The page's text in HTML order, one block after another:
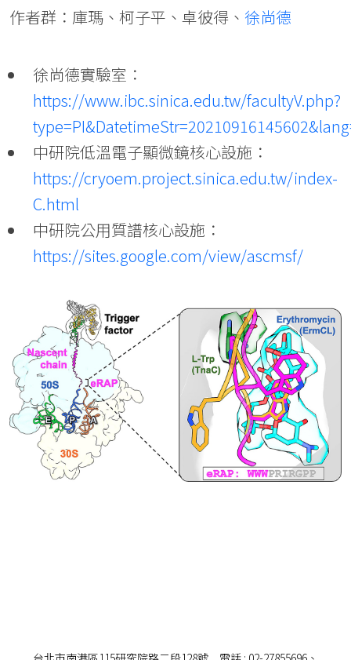
作者群：庫瑪、柯子平、卓彼得、 徐尚德
徐尚德實驗室：
https://www.ibc.sinica.edu.tw/facultyV.php?
中研院低溫電子顯微鏡核心設施：
https://cryoem.project.sinica.edu.tw/index-
C.html
中研院公用質譜核心設施：
https://sites.google.com/view/ascmsf/